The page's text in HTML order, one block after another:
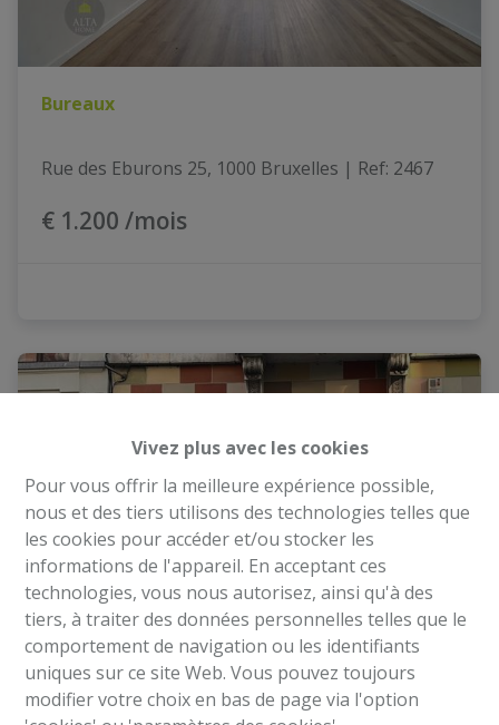
Vivez plus avec les cookies
Pour vous offrir la meilleure expérience possible,
nous et des tiers utilisons des technologies telles que
les cookies pour accéder et/ou stocker les
informations de l'appareil. En acceptant ces
technologies, vous nous autorisez, ainsi qu'à des
tiers, à traiter des données personnelles telles que le
comportement de navigation ou les identifiants
uniques sur ce site Web. Vous pouvez toujours
modifier votre choix en bas de page via l'option
Bureaux
Rue des Eburons 25, 1000 Bruxelles | Ref: 2467
€ 1.200 /mois
Commerce avec jardin